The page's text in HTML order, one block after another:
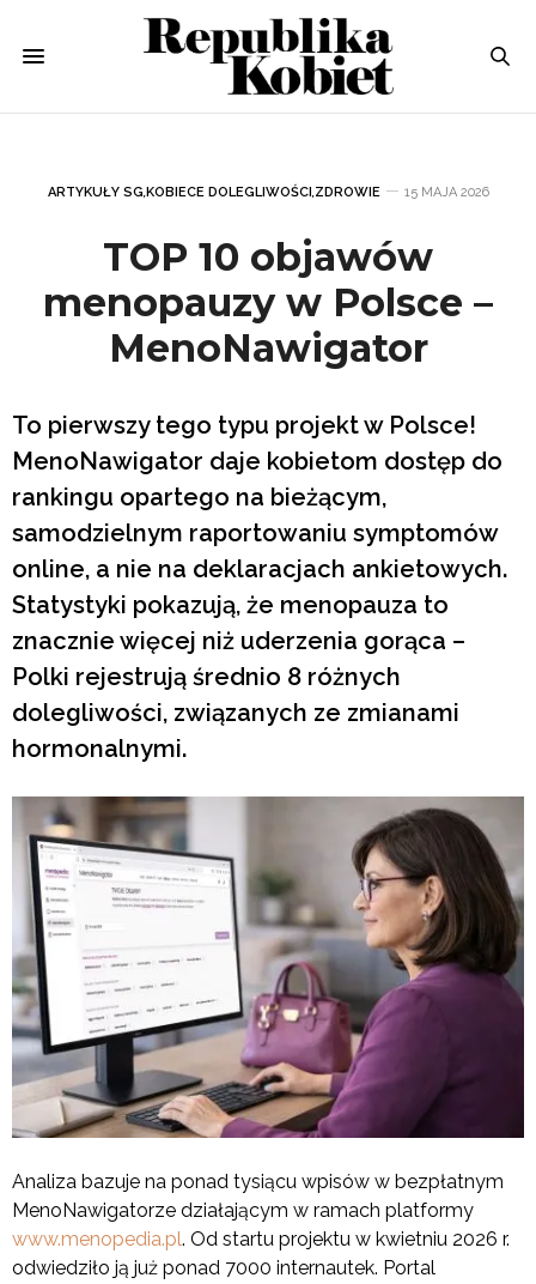
ARTYKUŁY SG,KOBIECE DOLEGLIWOŚCI,ZDROWIE 15 MAJA 2026
TOP 10 objawów
menopauzy w Polsce –
MenoNawigator
To pierwszy tego typu projekt w Polsce!
MenoNawigator daje kobietom dostęp do
rankingu opartego na bieżącym,
samodzielnym raportowaniu symptomów
online, a nie na deklaracjach ankietowych.
Statystyki pokazują, że menopauza to
znacznie więcej niż uderzenia gorąca –
Polki rejestrują średnio 8 różnych
dolegliwości, związanych ze zmianami
hormonalnymi.
Analiza bazuje na ponad tysiącu wpisów w bezpłatnym
MenoNawigatorze działającym w ramach platformy
www.menopedia.pl. Od startu projektu w kwietniu 2026 r.
odwiedziło ją już ponad 7000 internautek. Portal